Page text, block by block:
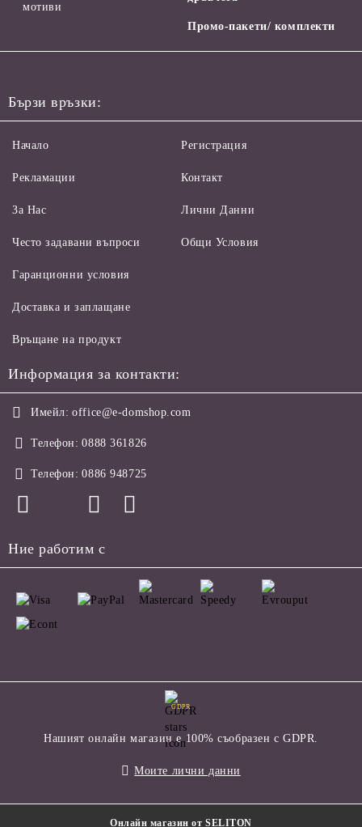
мотиви
Промо-пакети/ комплекти
Бързи връзки:
Начало
Рекламации
За Нас
Често задавани въпроси
Регистрация
Контакт
Лични Данни
Общи Условия
Гаранционни условия
Доставка и заплащане
Връщане на продукт
Информация за контакти:
Имейл: office@e-domshop.com
Телефон: 0888 361826
Телефон: 0886 948725
Ние работим с
GDPR
Нашият онлайн магазин е 100% съобразен с GDPR.
Моите лични данни
Онлайн магазин от SELITON